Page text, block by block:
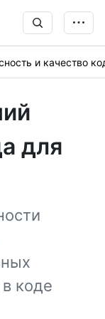
и качество
для
коде